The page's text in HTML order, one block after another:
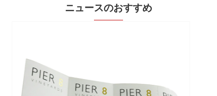
ニュースのおすすめ
ですか？
もっと見る >>